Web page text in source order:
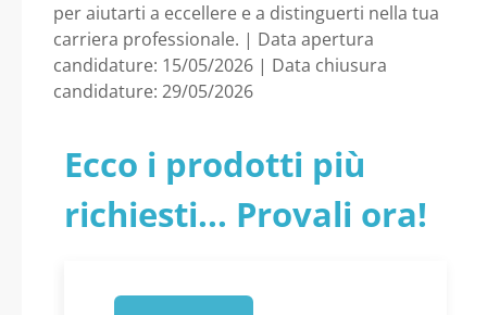
per aiutarti a eccellere e a distinguerti nella tua
carriera professionale. | Data apertura
candidature: 15/05/2026 | Data chiusura
candidature: 29/05/2026
Ecco i prodotti più
richiesti... Provali ora!